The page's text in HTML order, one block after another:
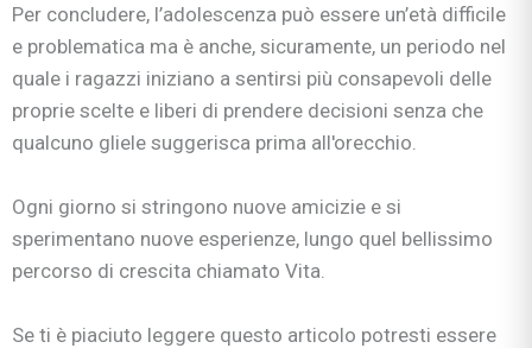
Per concludere, l’adolescenza può essere un’età difficile
e problematica ma è anche, sicuramente, un periodo nel
quale i ragazzi iniziano a sentirsi più consapevoli delle
proprie scelte e liberi di prendere decisioni senza che
qualcuno gliele suggerisca prima all'orecchio.
Ogni giorno si stringono nuove amicizie e si
sperimentano nuove esperienze, lungo quel bellissimo
percorso di crescita chiamato Vita.
Se ti è piaciuto leggere questo articolo potresti essere